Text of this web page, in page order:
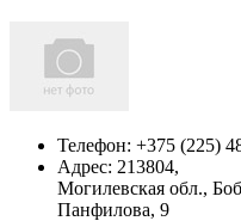
Телефон: +375 (225)
Адрес: 213804,
Могилевская обл.,
Панфилова, 9